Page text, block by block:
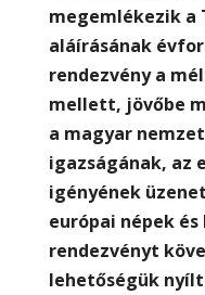
megemlékezik a
aláírásának
rendezvény a
mellett, jövőbe
a magyar
igazságának, az
igényének
európai népek
rendezvényt
lehetőségük